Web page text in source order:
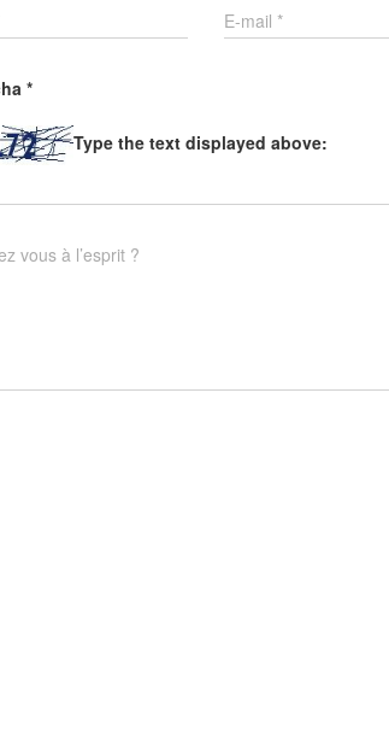
E-mail*
*
Type the text displayed above:
vous à l’esprit ?